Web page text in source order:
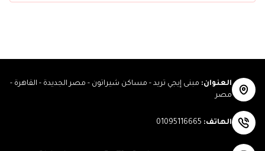
العنوان: مبنى إيجي تريد - مساكن شيراتون - مصر الجديدة - القاهرة -
مصر
الهاتف:
01095116665